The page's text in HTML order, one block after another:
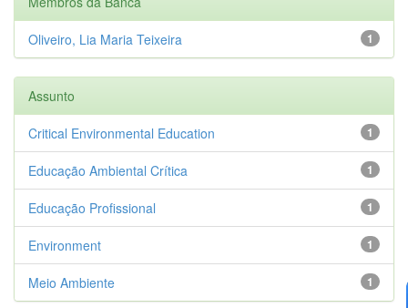
1
Oliveiro, Lia Maria Teixeira
Assunto
1
Critical Environmental Education
1
Educação Ambiental Crítica
1
Educação Profissional
1
Environment
1
Meio Ambiente